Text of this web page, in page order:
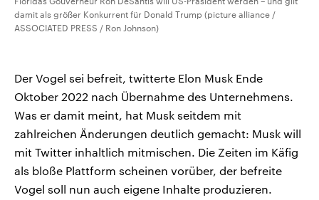
damit als größer Konkurrent für Donald Trump (picture alliance /
ASSOCIATED PRESS / Ron Johnson)
Der Vogel sei befreit, twitterte Elon Musk Ende
Oktober 2022 nach Übernahme des Unternehmens.
Was er damit meint, hat Musk seitdem mit
zahlreichen Änderungen deutlich gemacht: Musk will
mit Twitter inhaltlich mitmischen. Die Zeiten im Käfig
als bloße Plattform scheinen vorüber, der befreite
Vogel soll nun auch eigene Inhalte produzieren.